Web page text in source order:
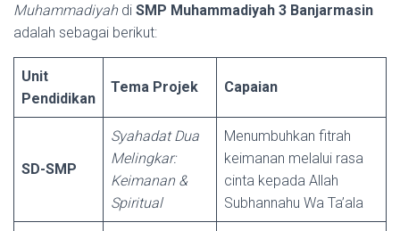
Muhammadiyahdi SMP Muhammadiyah 3 Banjarmasin
adalah sebagai berikut:
Unit
Pendidikan
Tema Projek Capaian
SD-SMP
Syahadat Dua
Melingkar:
Keimanan &
Spiritual
Menumbuhkan fitrah
keimanan melalui rasa
cinta kepada Allah
Subhannahu Wa Ta’ala